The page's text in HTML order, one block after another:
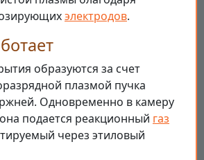
электродов.
образуются за счет
плазмой пучка
Одновременно в камеру
подается реакционный газ
через этиловый